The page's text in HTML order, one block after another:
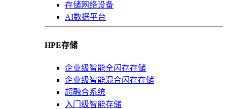
存储网络设备
AI数据平台
HPE存储
企业级智能全闪存存储
企业级智能混合闪存存储
超融合系统
入门级智能存储